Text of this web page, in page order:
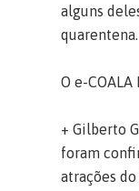
alguns
O e-COALA
+ Gilberto
foram
atrações